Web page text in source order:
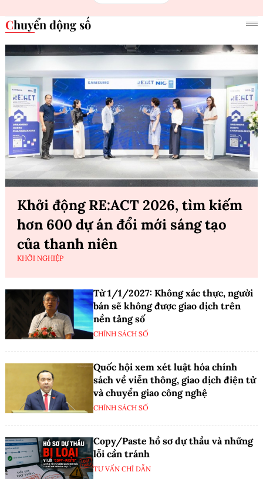
Chuyển động số
Khởi động RE:ACT 2026, tìm kiếm
hơn 600 dự án đổi mới sáng tạo
của thanh niên
KHỞI NGHIỆP
Từ 1/1/2027: Không xác thực, người
bán sẽ không được giao dịch trên
nền tảng số
CHÍNH SÁCH SỐ
Quốc hội xem xét luật hóa chính
sách về viễn thông, giao dịch điện tử
và chuyển giao công nghệ
CHÍNH SÁCH SỐ
Copy/Paste hồ sơ dự thầu và những
lỗi cần tránh
TƯ VẤN CHỈ DẪN